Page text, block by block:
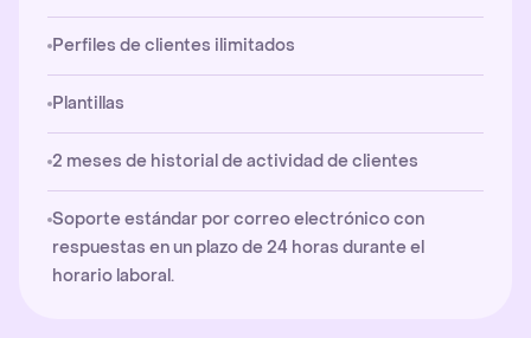
Perfiles de clientes ilimitados
Plantillas
2 meses de historial de actividad de clientes
Soporte estándar por correo electrónico con
respuestas en un plazo de 24 horas durante el
horario laboral.